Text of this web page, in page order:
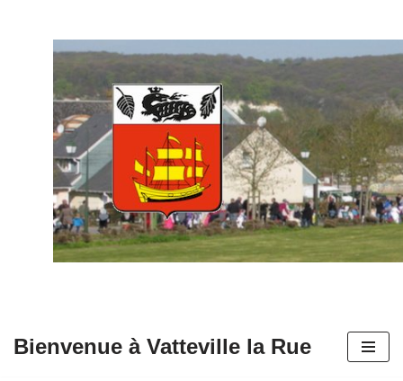
contenu
Bienvenue à Vatteville la Rue